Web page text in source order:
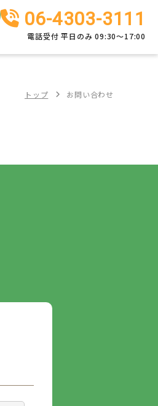
06-4303-3111
電話受付 平日のみ 09:30～17:00
トップ お問い合わせ